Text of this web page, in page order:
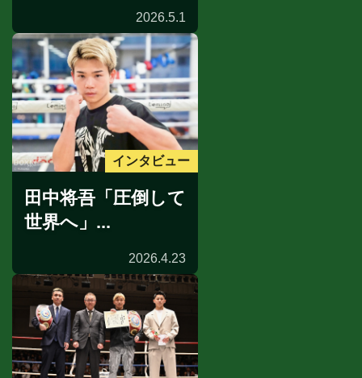
2026.5.1
インタビュー
田中将吾「圧倒して
世界へ」...
2026.4.23